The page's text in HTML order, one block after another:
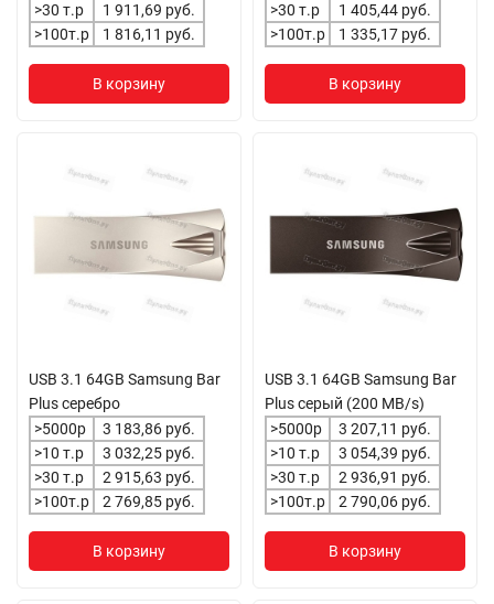
>30 т.р
1 911,69 руб.
>100т.р
1 816,11 руб.
В корзину
>30 т.р
1 405,44 руб.
>100т.р
1 335,17 руб.
В корзину
USB 3.1 64GB Samsung Bar
Plus серебро
>5000р
3 183,86 руб.
>10 т.р
3 032,25 руб.
>30 т.р
2 915,63 руб.
>100т.р
2 769,85 руб.
В корзину
USB 3.1 64GB Samsung Bar
Plus серый (200 МВ/s)
>5000р
3 207,11 руб.
>10 т.р
3 054,39 руб.
>30 т.р
2 936,91 руб.
>100т.р
2 790,06 руб.
В корзину